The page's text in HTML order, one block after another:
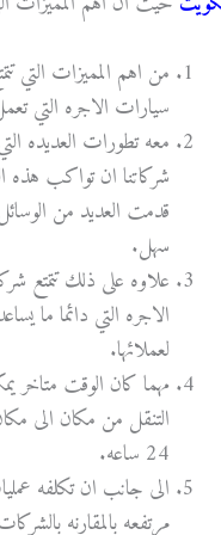
من اهم المميزات التي
سيارات الاجره التي تعمل منذ ما
معه تطورات العديده
شركاتنا ان تواكب هذه
قدمت العديد من الوسائل
سهل.
علاوه على ذلك تتمتع
الاجره التي دائما ما
لعملائها.
مهما كان الوقت متاخر
التنقل من مكان الى
24 ساعه.
الى جانب ان تكلفه
مرتفعه بالمقارنه